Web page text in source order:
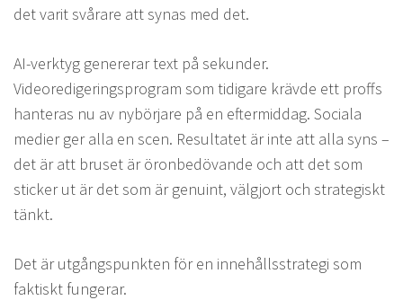
det varit svårare att synas med det.
AI-verktyg genererar text på sekunder.
Videoredigeringsprogram som tidigare krävde ett proffs
hanteras nu av nybörjare på en eftermiddag. Sociala
medier ger alla en scen. Resultatet är inte att alla syns –
det är att bruset är öronbedövande och att det som
sticker ut är det som är genuint, välgjort och strategiskt
tänkt.
Det är utgångspunkten för en innehållsstrategi som
faktiskt fungerar.